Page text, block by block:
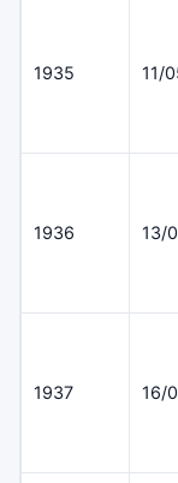
1935 11/
1936 13/
1937 16/